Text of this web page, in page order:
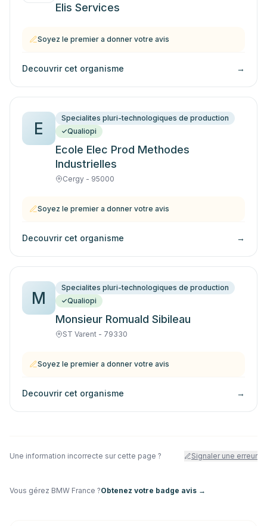
Elis Services
Soyez le premier a donner votre avis
Decouvrir cet organisme →
E
Specialites pluri-technologiques de production
Qualiopi
Ecole Elec Prod Methodes
Industrielles
Cergy - 95000
Soyez le premier a donner votre avis
Decouvrir cet organisme →
M
Specialites pluri-technologiques de production
Qualiopi
Monsieur Romuald Sibileau
ST Varent - 79330
Soyez le premier a donner votre avis
Decouvrir cet organisme →
Une information incorrecte sur cette page ? Signaler une erreur
Vous gérez BMW France ?Obtenez votre badge avis →